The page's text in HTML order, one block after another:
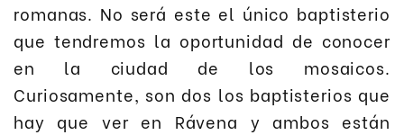
romanas. No será este el único baptisterio
que tendremos la oportunidad de conocer
en la ciudad de los mosaicos.
Curiosamente, son dos los baptisterios que
hay que ver en Rávena y ambos están